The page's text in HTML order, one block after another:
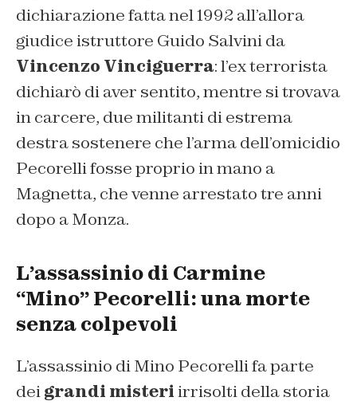
dichiarazione fatta nel 1992 all’allora
giudice istruttore Guido Salvini da
Vincenzo Vinciguerra: l’ex terrorista
dichiarò di aver sentito, mentre si trovava
in carcere, due militanti di estrema
destra sostenere che l’arma dell’omicidio
Pecorelli fosse proprio in mano a
Magnetta, che venne arrestato tre anni
dopo a Monza.
L’assassinio di Carmine
“Mino” Pecorelli: una morte
senza colpevoli
L’assassinio di Mino Pecorelli fa parte
deigrandi misteriirrisolti della storia